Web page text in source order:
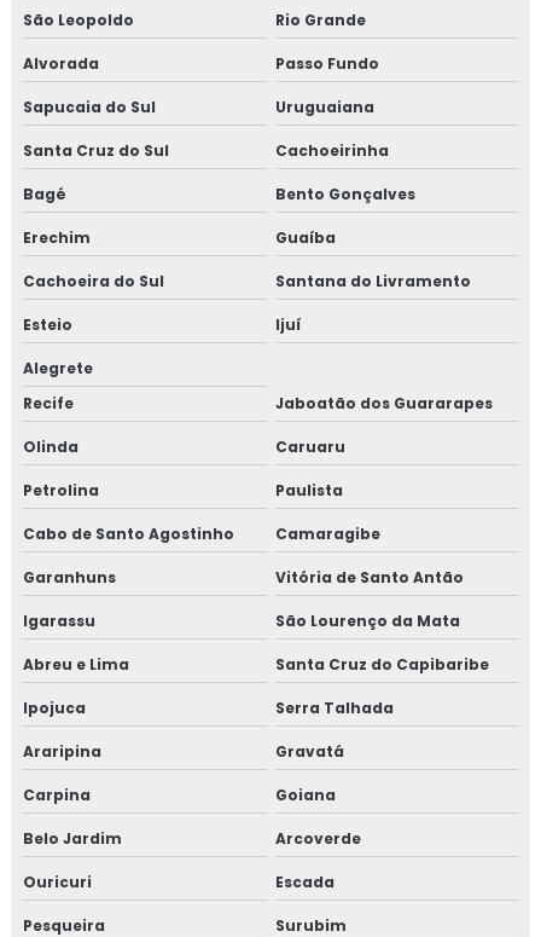
São Leopoldo Rio Grande
Alvorada Passo Fundo
Sapucaia do Sul Uruguaiana
Santa Cruz do Sul Cachoeirinha
Bagé Bento Gonçalves
Erechim Guaíba
Cachoeira do Sul Santana do Livramento
Esteio Ijuí
Alegrete
Recife
Jaboatão dos Guararapes
Olinda Caruaru
Petrolina Paulista
Cabo de Santo Agostinho Camaragibe
Garanhuns Vitória de Santo Antão
Igarassu São Lourenço da Mata
Abreu e Lima Santa Cruz do Capibaribe
Ipojuca Serra Talhada
Araripina Gravatá
Carpina Goiana
Belo Jardim Arcoverde
Ouricuri Escada
Pesqueira Surubim